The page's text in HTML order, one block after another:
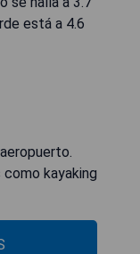
está a 4.6
kayaking